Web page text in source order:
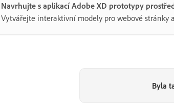
Navrhujte s aplikací Adobe XD prototypy
Vytvářejte interaktivní modely pro webové stránky
Byla